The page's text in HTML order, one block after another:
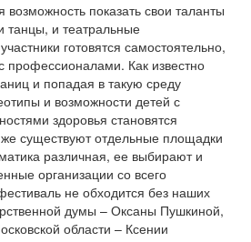
возможность показать свои таланты
танцы, и театральные
готовятся самостоятельно,
профессионалами. Как известно
и попадая в такую среду
и возможности детей с
здоровья становятся
существуют отдельные площадки
различная, ее выбирают и
организации со всего
не обходится без наших
думы – Оксаны Пушкиной,
области – Ксении